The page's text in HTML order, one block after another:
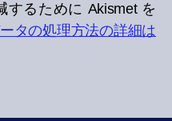
するために Akismet を
タの処理方法の詳細は